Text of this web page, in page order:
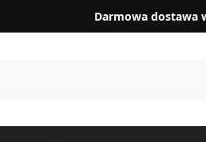
Darmowa dostawa